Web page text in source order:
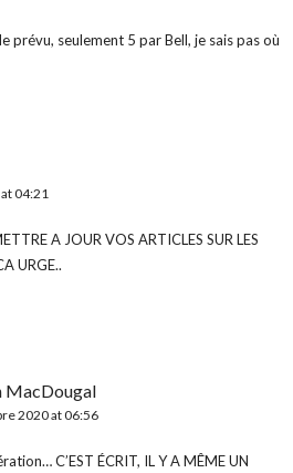
prévu, seulement 5 par Bell, je sais pas où
04:21
A JOUR VOS ARTICLES SUR LES
URGE..
MacDougal
2020 at 06:56
C’EST ÉCRIT, IL Y A MÊME UN